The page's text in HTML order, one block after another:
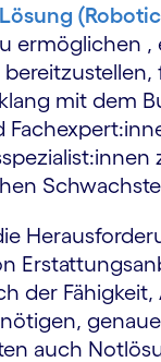
Lösung
ermöglichen
mit dem
der
auch